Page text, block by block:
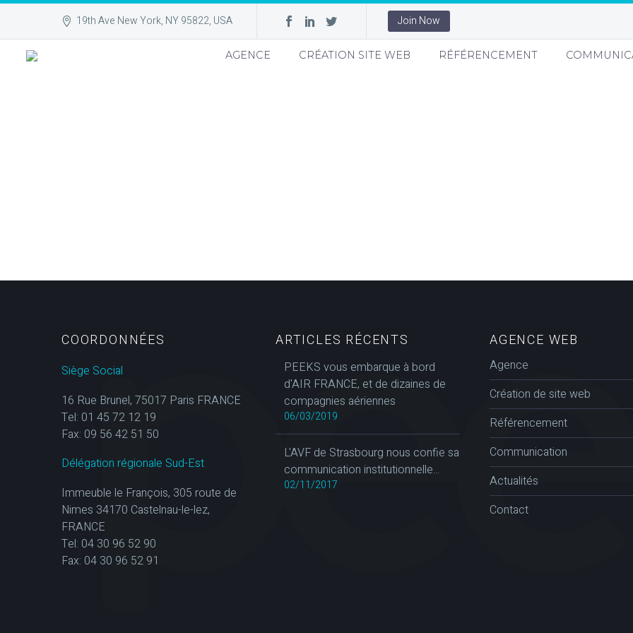
19th Ave New York, NY 95822, USA Join Now
AGENCE CRÉATION SITE WEB RÉFÉRENCEMENT
COORDONNÉES
Siège Social
16 Rue Brunel, 75017 Paris FRANCE
Tel: 01 45 72 12 19
Fax: 09 56 42 51 50
Délégation régionale Sud-Est
Immeuble le François, 305 route de
Nimes 34170 Castelnau-le-lez,
FRANCE
Tel: 04 30 96 52 90
Fax: 04 30 96 52 91
ARTICLES RÉCENTS
PEEKS vous embarque à bord
d'AIR FRANCE, et de dizaines de
compagnies aériennes
06/03/2019
L'AVF de Strasbourg nous confie sa
communication institutionnelle...
02/11/2017
AGENCE WEB
Agence
Création de site web
Référencement
Communication
Actualités
Contact